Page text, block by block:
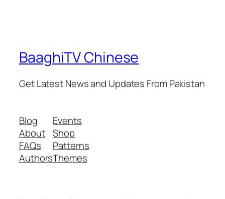
BaaghiTV Chinese
Get Latest News and Updates From Pakistan
Blog
About
FAQs
Authors
Events
Shop
Patterns
Themes